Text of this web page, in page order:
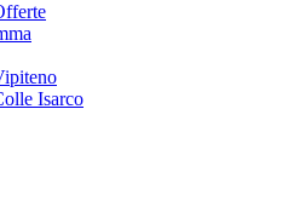
Isarco